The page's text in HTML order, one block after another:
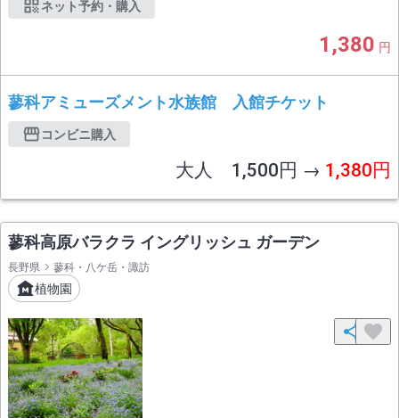
ネット予約・購入
1,380 円
蓼科アミューズメント水族館 入館チケット
コンビニ購入
大人 1,500円 → 1,380円
蓼科高原バラクラ イングリッシュ ガーデン
長野県 蓼科・八ケ岳・諏訪
植物園